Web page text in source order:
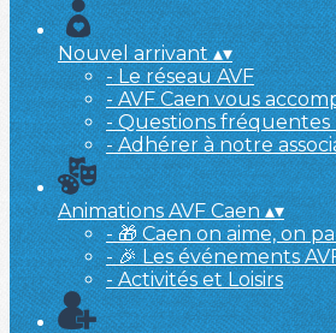
Nouvel arrivant▴▾
- Le réseau AVF
- AVF Caen vous
- Questions fréquentes
- Adhérer à notre
Animations AVF Caen▴▾
- 🎁 Caen on aime, on
- 🎉 Les événements
- Activités et Loisirs